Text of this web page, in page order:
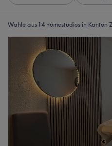
Wähle aus 14 homestudios in Kanton